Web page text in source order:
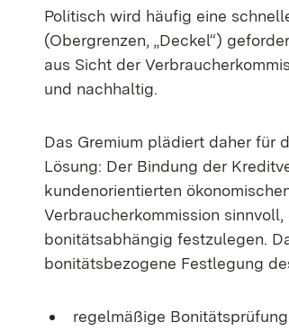
Politisch wird häufig eine
(Obergrenzen, „Deckel“)
aus Sicht der
und nachhaltig.
Das Gremium plädiert daher für
Lösung: Der Bindung der
kundenorientierten
Verbraucherkommission
bonitätsabhängig festzulegen.
bonitätsbezogene Festlegung
regelmäßige